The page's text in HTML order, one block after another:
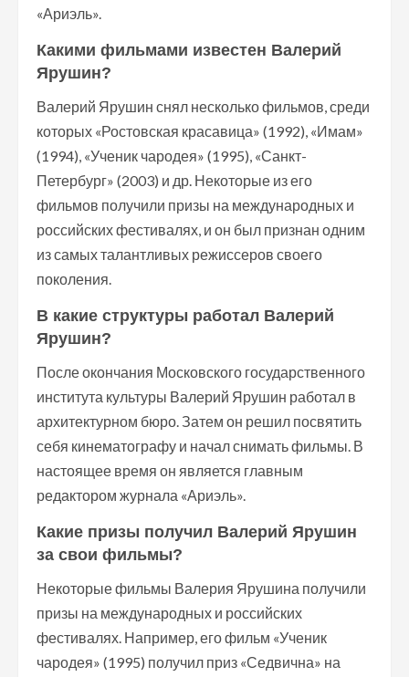
«Ариэль».
Какими фильмами известен Валерий
Ярушин?
Валерий Ярушин снял несколько фильмов, среди
которых «Ростовская красавица» (1992), «Имам»
(1994), «Ученик чародея» (1995), «Санкт-
Петербург» (2003) и др. Некоторые из его
фильмов получили призы на международных и
российских фестивалях, и он был признан одним
из самых талантливых режиссеров своего
поколения.
В какие структуры работал Валерий
Ярушин?
После окончания Московского государственного
института культуры Валерий Ярушин работал в
архитектурном бюро. Затем он решил посвятить
себя кинематографу и начал снимать фильмы. В
настоящее время он является главным
редактором журнала «Ариэль».
Какие призы получил Валерий Ярушин
за свои фильмы?
Некоторые фильмы Валерия Ярушина получили
призы на международных и российских
фестивалях. Например, его фильм «Ученик
чародея» (1995) получил приз «Седвична» на